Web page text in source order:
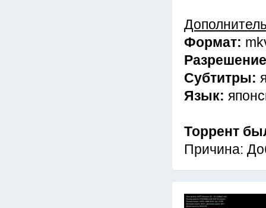
Формат:
Субтитры:
Язык:
Торрент
Причина: